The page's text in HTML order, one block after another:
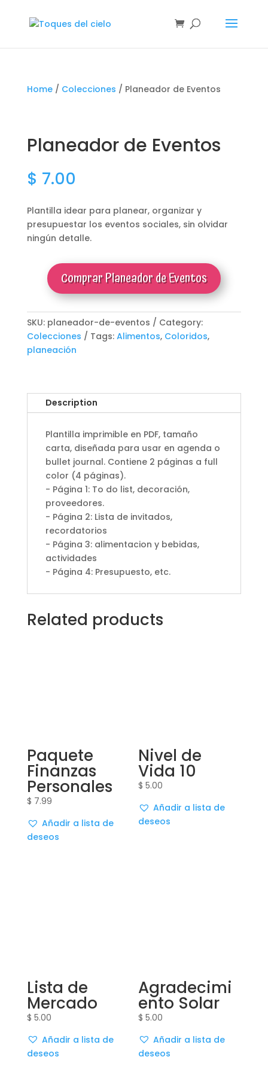
Home/ Colecciones / Planeador de Eventos
Planeador de Eventos
$ 7.00
Plantilla idear para planear, organizar y
presupuestar los eventos sociales, sin olvidar
ningún detalle.
Comprar Planeador de Eventos
SKU: planeador-de-eventos
Category:
Colecciones
Tags: Alimentos, Coloridos,
planeación
Description
Plantilla imprimible en PDF, tamaño
carta, diseñada para usar en agenda o
bullet journal. Contiene 2 páginas a full
color (4 páginas).
- Página 1: To do list, decoración,
proveedores.
- Página 2: Lista de invitados,
recordatorios
- Página 3: alimentacion y bebidas,
actividades
- Página 4: Presupuesto, etc.
Related products
Paquete
Finanzas
Personales
$ 7.99
Añadir a lista de
deseos
Nivel de
Vida 10
$ 5.00
Añadir a lista de
deseos
Lista de
Mercado
$ 5.00
Añadir a lista de
deseos
Agradecimi
ento Solar
$ 5.00
Añadir a lista de
deseos